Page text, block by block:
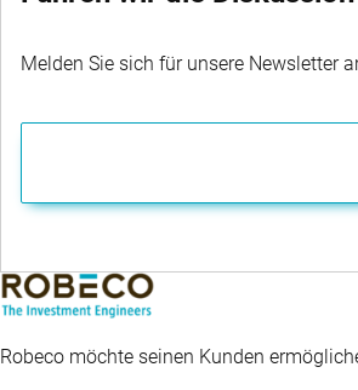
Melden Sie sich für unsere Newsletter
Robeco möchte seinen Kunden